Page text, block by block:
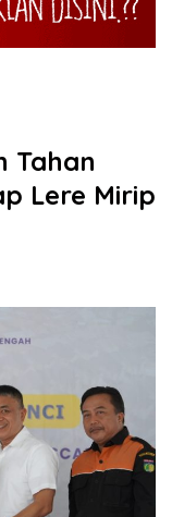
Tahan
Lere Mirip